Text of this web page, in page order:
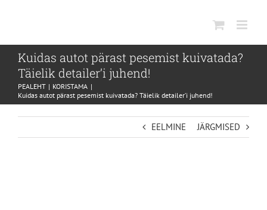
Kuidas autot pärast pesemist kuivatada?
Täielik detailer’i juhend!
PEALEHT
KORISTAMA
Kuidas autot pärast pesemist kuivatada? Täielik detailer’i juhend!
EELMINE JÄRGMISED